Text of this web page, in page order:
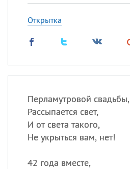
Открытка
Перламутровой свадьбы,
Рассыпается свет,
И от света такого,
Не укрыться вам, нет!
42 года вместе,